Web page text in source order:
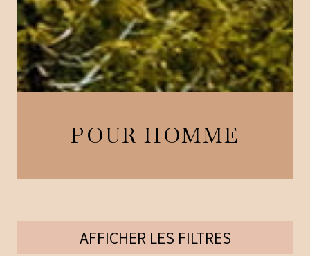
POUR HOMME
AFFICHERLES FILTRES